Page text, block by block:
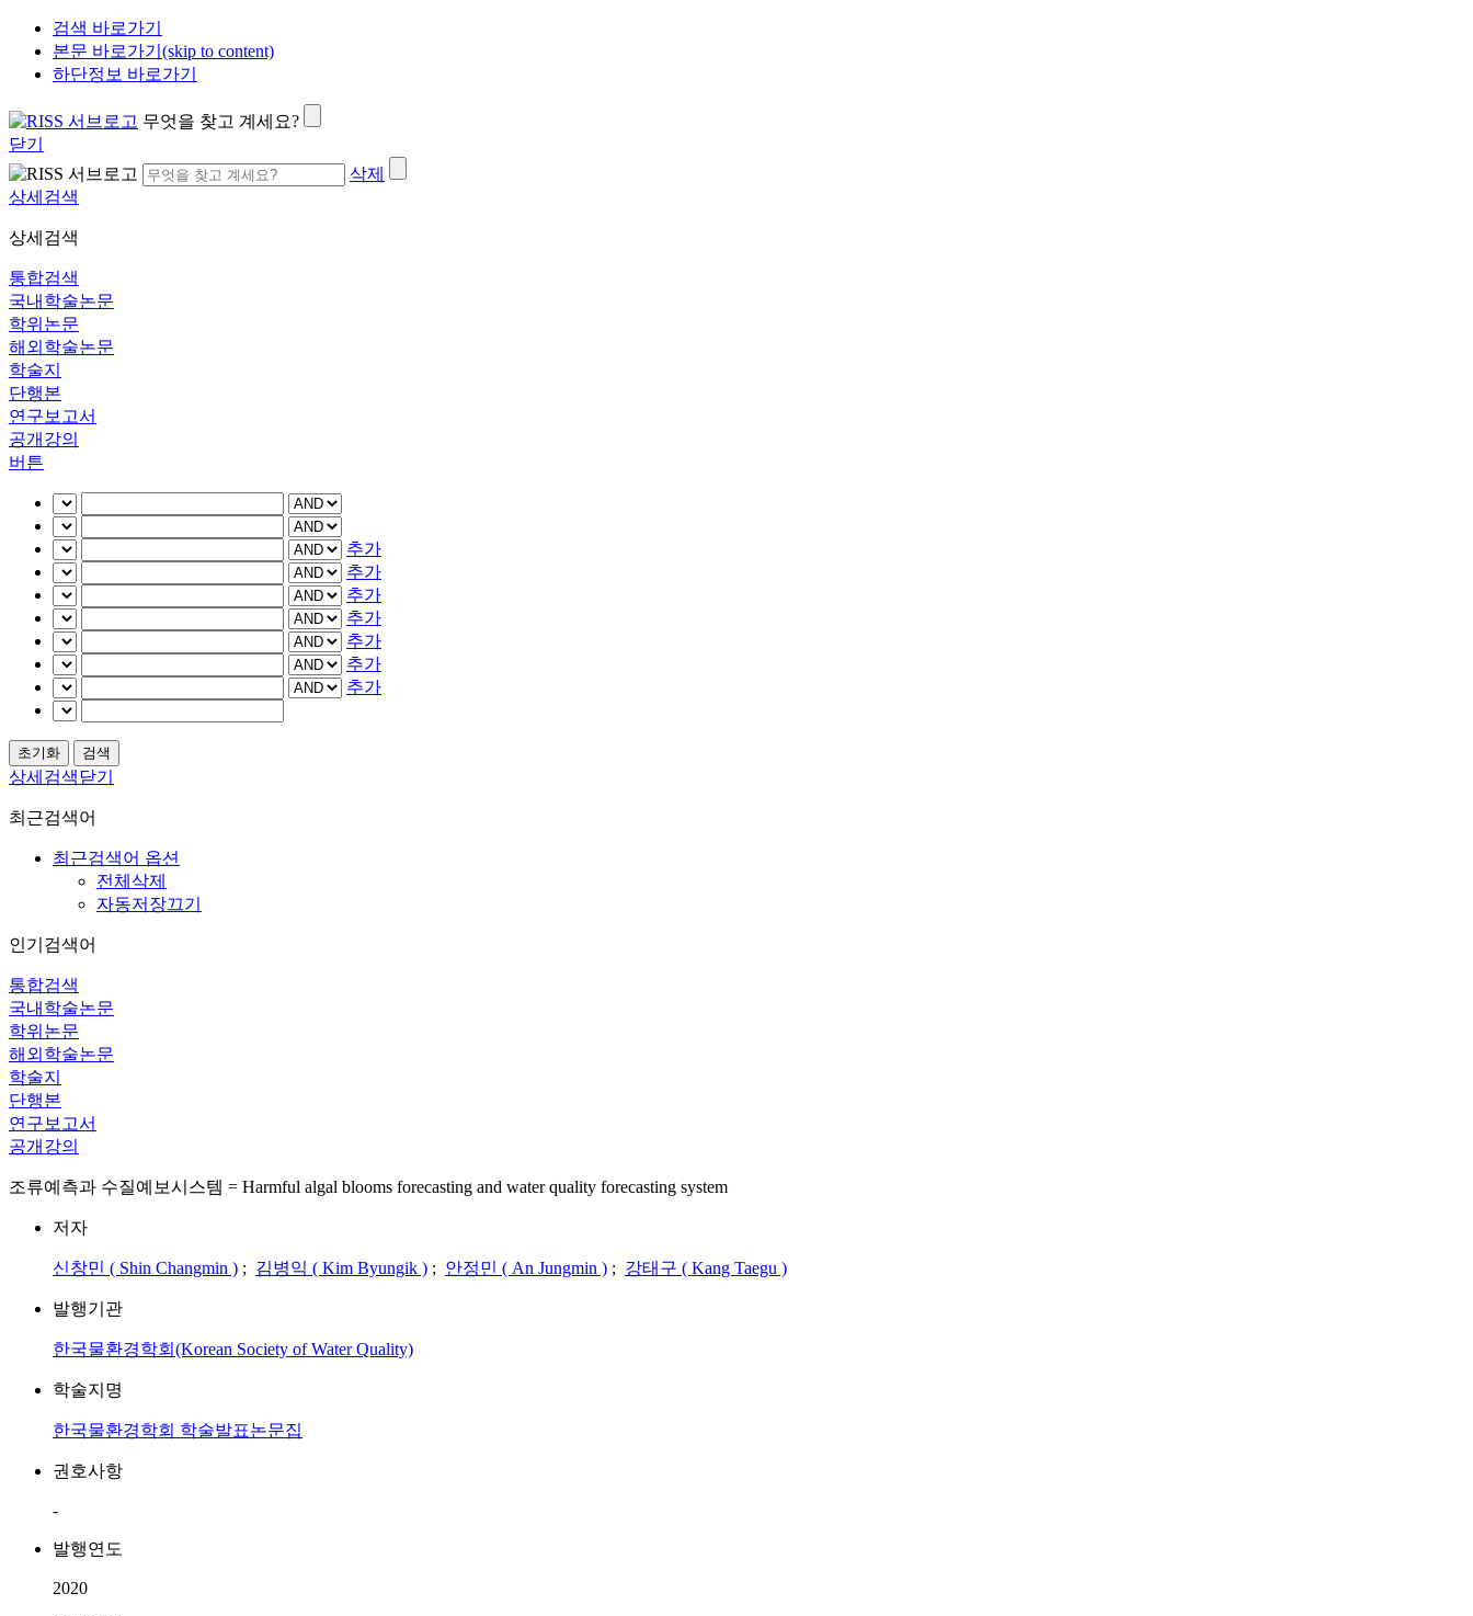
검색 바로가기
본문 바로가기(skip to content)
하단정보 바로가기
무엇을 찾고 계세요?
닫기
삭제
상세검색
상세검색
통합검색
국내학술논문
학위논문
해외학술논문
학술지
단행본
연구보고서
공개강의
버튼
추가
추가
추가
추가
추가
추가
추가
상세검색닫기
최근검색어
최근검색어 옵션
전체삭제
자동저장끄기
인기검색어
통합검색
국내학술논문
학위논문
해외학술논문
학술지
단행본
연구보고서
공개강의
조류예측과 수질예보시스템 = Harmful algal blooms forecasting and water quality forecasting system
저자
신창민 ( Shin Changmin ) ; 김병익 ( Kim Byungik ) ; 안정민 ( An Jungmin ) ; 강태구 ( Kang Taegu )
발행기관
한국물환경학회(Korean Society of Water Quality)
학술지명
한국물환경학회 학술발표논문집
권호사항
-
발행연도
2020